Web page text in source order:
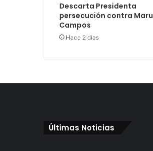
Descarta Presidenta
persecución contra Maru
Campos
Hace 2 días
Últimas Noticias